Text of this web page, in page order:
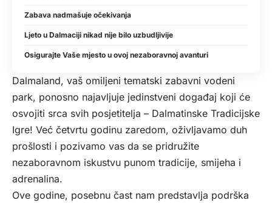
Zabava nadmašuje očekivanja
Ljeto u Dalmaciji nikad nije bilo uzbudljivije
Osigurajte Vaše mjesto u ovoj nezaboravnoj avanturi
Dalmaland, vaš omiljeni tematski zabavni vodeni
park, ponosno najavljuje jedinstveni događaj koji će
osvojiti srca svih posjetitelja – Dalmatinske Tradicijske
Igre! Već četvrtu godinu zaredom, oživljavamo duh
prošlosti i pozivamo vas da se pridružite
nezaboravnom iskustvu punom tradicije, smijeha i
adrenalina.
Ove godine, posebnu čast nam predstavlja podrška